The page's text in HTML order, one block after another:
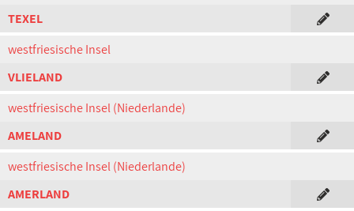
TEXEL
westfriesische Insel
VLIELAND
westfriesische Insel (Niederlande)
AMELAND
westfriesische Insel (Niederlande)
AMERLAND